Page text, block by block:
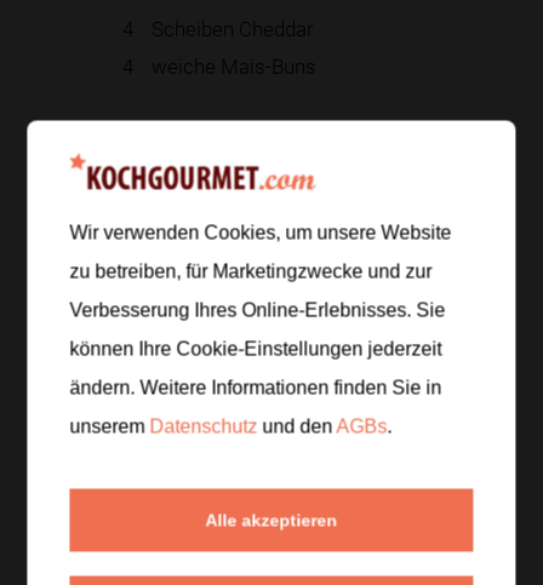
4
Scheiben Cheddar
4
weiche Mais-Buns
Zubereitung
Schritt 1 4
Für die Guacamole die Avocados halbieren,
cremig zerdrücken. Die Limette auspressen und den
Das Rinderfaschierte mit Salz und schwarzem
Wir verwenden Cookies, um unsere Website
zu betreiben, für Marketingzwecke und zur
Verbesserung Ihres Online-Erlebnisses. Sie
können Ihre Cookie-Einstellungen jederzeit
ändern. Weitere Informationen finden Sie in
unserem Datenschutz und denAGBs.
Alle akzeptieren